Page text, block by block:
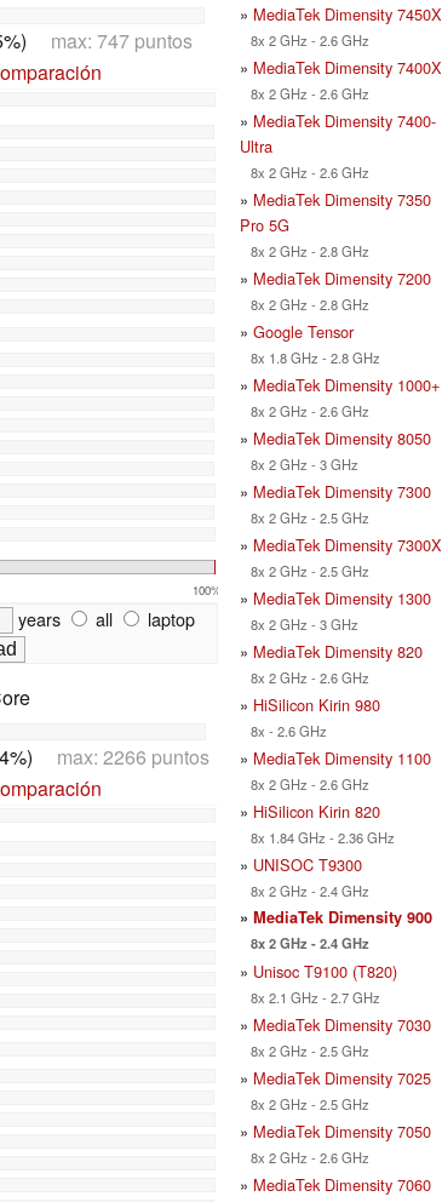
max: 747 puntos
100%
years all
laptop
max: 2266 puntos
» MediaTek Dimensity 7450X
8x 2 GHz - 2.6 GHz
» MediaTek Dimensity 7400X
8x 2 GHz - 2.6 GHz
» MediaTek Dimensity 7400-
Ultra
8x 2 GHz - 2.6 GHz
» MediaTek Dimensity 7350
Pro 5G
8x 2 GHz - 2.8 GHz
» MediaTek Dimensity 7200
8x 2 GHz - 2.8 GHz
» Google Tensor
8x 1.8 GHz - 2.8 GHz
» MediaTek Dimensity 1000+
8x 2 GHz - 2.6 GHz
» MediaTek Dimensity 8050
8x 2 GHz - 3 GHz
» MediaTek Dimensity 7300
8x 2 GHz - 2.5 GHz
» MediaTek Dimensity 7300X
8x 2 GHz - 2.5 GHz
» MediaTek Dimensity 1300
8x 2 GHz - 3 GHz
» MediaTek Dimensity 820
8x 2 GHz - 2.6 GHz
» HiSilicon Kirin 980
8x - 2.6 GHz
» MediaTek Dimensity 1100
8x 2 GHz - 2.6 GHz
» HiSilicon Kirin 820
8x 1.84 GHz - 2.36 GHz
» UNISOC T9300
8x 2 GHz - 2.4 GHz
» MediaTek Dimensity 900
8x 2 GHz - 2.4 GHz
» Unisoc T9100 (T820)
8x 2.1 GHz - 2.7 GHz
» MediaTek Dimensity 7030
8x 2 GHz - 2.5 GHz
» MediaTek Dimensity 7025
8x 2 GHz - 2.5 GHz
» MediaTek Dimensity 7050
8x 2 GHz - 2.6 GHz
» MediaTek Dimensity 7060